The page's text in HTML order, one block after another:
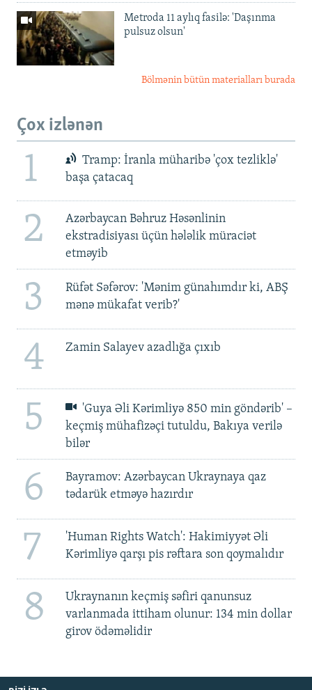
Metroda 11 aylıq fasilə: 'Daşınma
pulsuz olsun'
Bölmənin bütün materialları burada
Çox izlənən
1
Tramp: İranla müharibə 'çox tezliklə'
başa çatacaq
2
Azərbaycan Bəhruz Həsənlinin
ekstradisiyası üçün hələlik müraciət
etməyib
3
Rüfət Səfərov: 'Mənim günahımdır ki, ABŞ
mənə mükafat verib?'
4 Zamin Salayev azadlığa çıxıb
5
'Guya Əli Kərimliyə 850 min göndərib' –
keçmiş mühafizəçi tutuldu, Bakıya verilə
bilər
6
Bayramov: Azərbaycan Ukraynaya qaz
tədarük etməyə hazırdır
7
'Human Rights Watch': Hakimiyyət Əli
Kərimliyə qarşı pis rəftara son qoymalıdır
8
Ukraynanın keçmiş səfiri qanunsuz
varlanmada ittiham olunur: 134 min dollar
girov ödəməlidir